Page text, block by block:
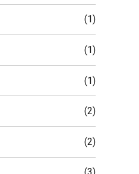
(1)
(1)
(1)
(2)
(2)